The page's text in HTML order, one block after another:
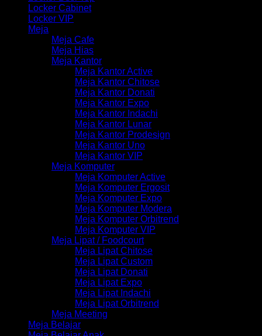
Locker Cabinet
Locker VIP
Meja
Meja Cafe
Meja Hias
Meja Kantor
Meja Kantor Active
Meja Kantor Chitose
Meja Kantor Donati
Meja Kantor Expo
Meja Kantor Indachi
Meja Kantor Lunar
Meja Kantor Prodesign
Meja Kantor Uno
Meja Kantor VIP
Meja Komputer
Meja Komputer Active
Meja Komputer Ergosit
Meja Komputer Expo
Meja Komputer Modera
Meja Komputer Orbitrend
Meja Komputer VIP
Meja Lipat / Foodcourt
Meja Lipat Chitose
Meja Lipat Custom
Meja Lipat Donati
Meja Lipat Expo
Meja Lipat Indachi
Meja Lipat Orbitrend
Meja Meeting
Meja Belajar